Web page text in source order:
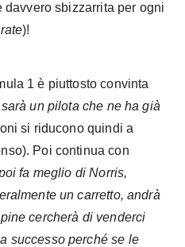
davvero sbizzarrita per ogni
)!
1 è piuttosto convinta
un pilota che ne ha già
si riducono quindi a
Poi continua con
fa meglio di Norris,
un carretto, andrà
cercherà di venderci
successo perché se le